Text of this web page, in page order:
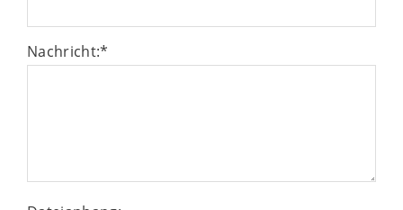
Nachricht:*